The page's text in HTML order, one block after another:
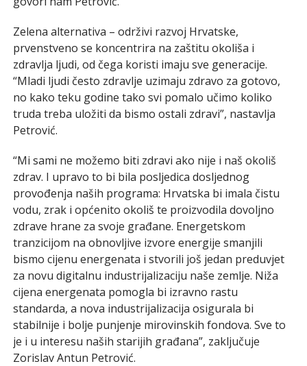
Zelena alternativa – održivi razvoj Hrvatske,
prvenstveno se koncentrira na zaštitu okoliša i
zdravlja ljudi, od čega koristi imaju sve generacije.
“Mladi ljudi često zdravlje uzimaju zdravo za gotovo,
no kako teku godine tako svi pomalo učimo koliko
truda treba uložiti da bismo ostali zdravi”, nastavlja
Petrović.
“Mi sami ne možemo biti zdravi ako nije i naš okoliš
zdrav. I upravo to bi bila posljedica dosljednog
provođenja naših programa: Hrvatska bi imala čistu
vodu, zrak i općenito okoliš te proizvodila dovoljno
zdrave hrane za svoje građane. Energetskom
tranzicijom na obnovljive izvore energije smanjili
bismo cijenu energenata i stvorili još jedan preduvjet
za novu digitalnu industrijalizaciju naše zemlje. Niža
cijena energenata pomogla bi izravno rastu
standarda, a nova industrijalizacija osigurala bi
stabilnije i bolje punjenje mirovinskih fondova. Sve to
je i u interesu naših starijih građana”, zaključuje
Zorislav Antun Petrović.